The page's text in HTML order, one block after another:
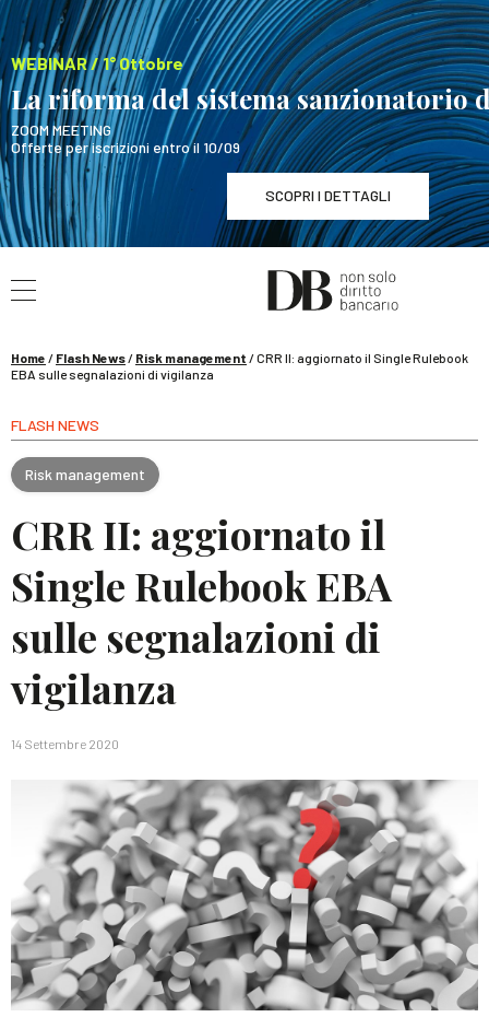
WEBINAR / 1° Ottobre
La riforma del sistema sanzionatorio
ZOOM MEETING
Offerte per iscrizioni entro il 10/09
SCOPRI I DETTAGLI
WEBINAR / 1° Ottobre
La riforma del sistema
SCOPRI I DETTAGLI
Home / Flash News/ Risk management /CRR II: aggiornato il Single Rulebook
EBA sulle segnalazioni di vigilanza
FLASH NEWS
Risk management
CRR II: aggiornato il
Single Rulebook EBA
sulle segnalazioni di
vigilanza
14 Settembre 2020